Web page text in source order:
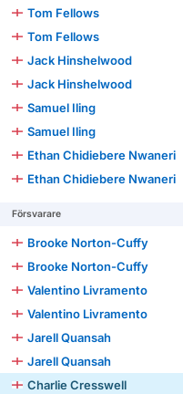
Tom Fellows
Tom Fellows
Jack Hinshelwood
Jack Hinshelwood
Samuel Iling
Samuel Iling
Ethan Chidiebere Nwaneri
Ethan Chidiebere Nwaneri
Försvarare
Brooke Norton-Cuffy
Brooke Norton-Cuffy
Valentino Livramento
Valentino Livramento
Jarell Quansah
Jarell Quansah
Charlie Cresswell